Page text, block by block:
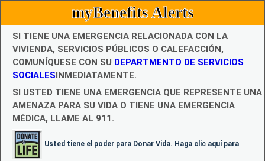
myBenefits Alerts
SI TIENE UNA EMERGENCIA RELACIONADA CON LA
VIVIENDA, SERVICIOS PÚBLICOS O CALEFACCIÓN,
COMUNÍQUESE CON SU DEPARTMENTO DE SERVICIOS
SOCIALESINMEDIATAMENTE.
SI USTED TIENE UNA EMERGENCIA QUE REPRESENTE UNA
AMENAZA PARA SU VIDA O TIENE UNA EMERGENCIA
MÉDICA, LLAME AL 911.
Usted tiene el poder para Donar Vida. Haga clic aquí para